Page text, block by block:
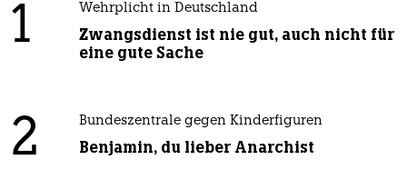
1 Wehrplicht in Deutschland
Zwangsdienst ist nie gut, auch nicht für
eine gute Sache
2 Bundeszentrale gegen Kinderfiguren
Benjamin, du lieber Anarchist